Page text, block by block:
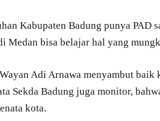
Kabupaten Badung punya
Medan bisa belajar hal yang
Adi Arnawa menyambut
Sekda Badung juga monitor,
kota.